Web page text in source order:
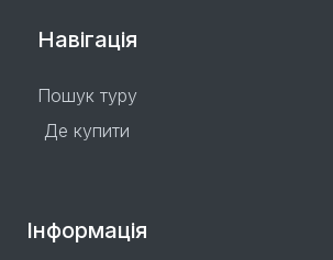
Навігація
Пошук туру
Де купити
Інформація